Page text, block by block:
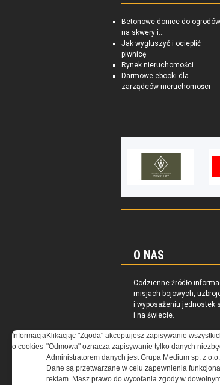
Betonowe donice do
na skwery i...
Jak wygłuszyć i ocieplić
piwnicę
Rynek nieruchomości
Darmowe ebooki dla
zarządców nieruchomości
O NAS
Codzienne źródło
misjach bojowych,
i wyposażeniu jednostek
i na świecie.
Informacja
o cookies
Klikacjąc "Zgoda" akceptujesz zapisywanie
"Odmowa" oznacza zapisywanie tylko danych
Administratorem danych jest Grupa Medium sp. z
Dane są przetwarzane w celu zapewnienia
reklam. Masz prawo do wycofania zgody w